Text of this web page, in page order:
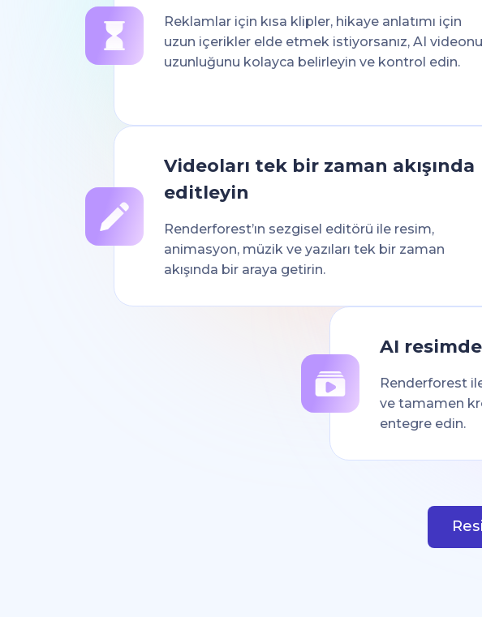
Reklamlar için kısa klipler, hikaye anlatımı için
uzun içerikler elde etmek istiyorsanız, AI
uzunluğunu kolayca belirleyin ve kontrol edin.
Videoları tek bir zaman akışında
editleyin
Renderforest’ın sezgisel editörü ile resim,
animasyon, müzik ve yazıları tek bir zaman
akışında bir araya getirin.
AI
Renderforest
ve tamamen
entegre edin.